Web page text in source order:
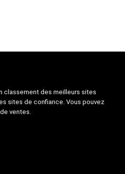
classement des meilleurs sites
sites de confiance. Vous pouvez
ventes.